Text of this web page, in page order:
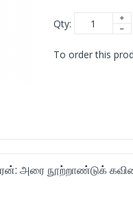
Qty:
To order this
அரை நூற்றாண்டுக்